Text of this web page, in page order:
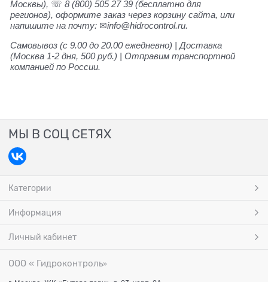
Москвы), ☏8 (800) 505 27 39 (бесплатно для
регионов), оформите заказ через корзину сайта, или
напишите на почту: ✉info@hidrocontrol.ru.
Самовывоз (с 9.00 до 20.00 ежедневно) | Доставка
(Москва 1-2 дня, 500 руб.) | Отправим транспортной
компанией по России.
МЫ В СОЦ СЕТЯХ
Категории
Информация
Личный кабинет
ООО « Гидроконтроль»